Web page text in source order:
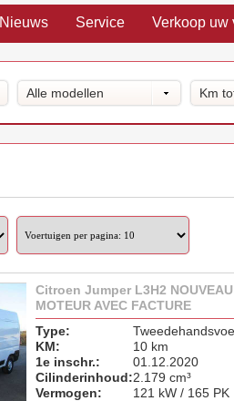
Nieuws Service Verkoop uw
Alle modellen Km
Citroen Jumper L3H2 NOUVEAU
MOTEUR AVEC FACTURE
Type:
KM:
10 km
1e inschr.:
01.12.2020
Cilinderinhoud:2.179 cm³
Vermogen:
121 kW / 165 PK